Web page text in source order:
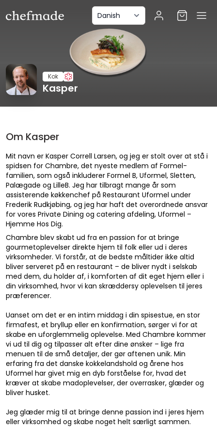
Kok
Kasper
Om Kasper
Mit navn er Kasper Correll Larsen, og jeg er stolt over at stå i
spidsen for Chambre, det nyeste medlem af Formel-
familien, som også inkluderer Formel B, Uformel, Sletten,
Palægade og LilleB. Jeg har tilbragt mange år som
assisterende køkkenchef på Restaurant Uformel under
Frederik Rudkjøbing, og jeg har haft det overordnede ansvar
for vores Private Dining og catering afdeling, Uformel –
Hjemme Hos Dig.
Chambre blev skabt ud fra en passion for at bringe
gourmetoplevelser direkte hjem til folk eller ud i deres
virksomheder. Vi forstår, at de bedste måltider ikke altid
bliver serveret på en restaurant – de bliver nydt i selskab
med dem, du holder af, i komforten af dit eget hjem eller i
din virksomhed, hvor vi kan skræddersy oplevelsen til jeres
præferencer.
Uanset om det er en intim middag i din spisestue, en stor
firmafest, et bryllup eller en konfirmation, sørger vi for at
skabe en uforglemmelig oplevelse. Med Chambre kommer
vi ud til dig og tilpasser alt efter dine ønsker – lige fra
menuen til de små detaljer, der gør aftenen unik. Min
erfaring fra det danske kokkelandshold og årene hos
Uformel har givet mig en dyb forståelse for, hvad det
kræver at skabe madoplevelser, der overrasker, glæder og
bliver husket.
Jeg glæder mig til at bringe denne passion ind i jeres hjem
eller virksomhed og skabe noget helt særligt sammen.